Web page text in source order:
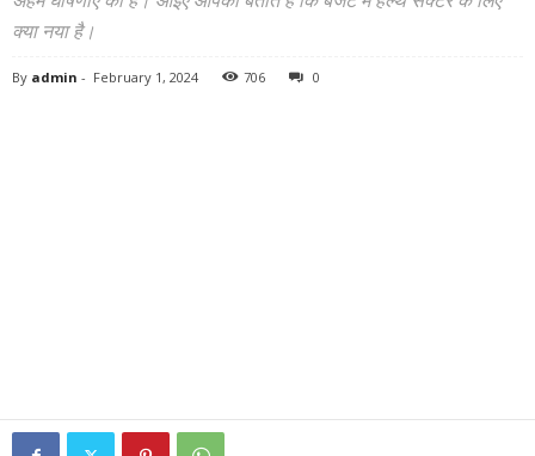
क्या नया है।
By admin - February 1, 2024 706 0